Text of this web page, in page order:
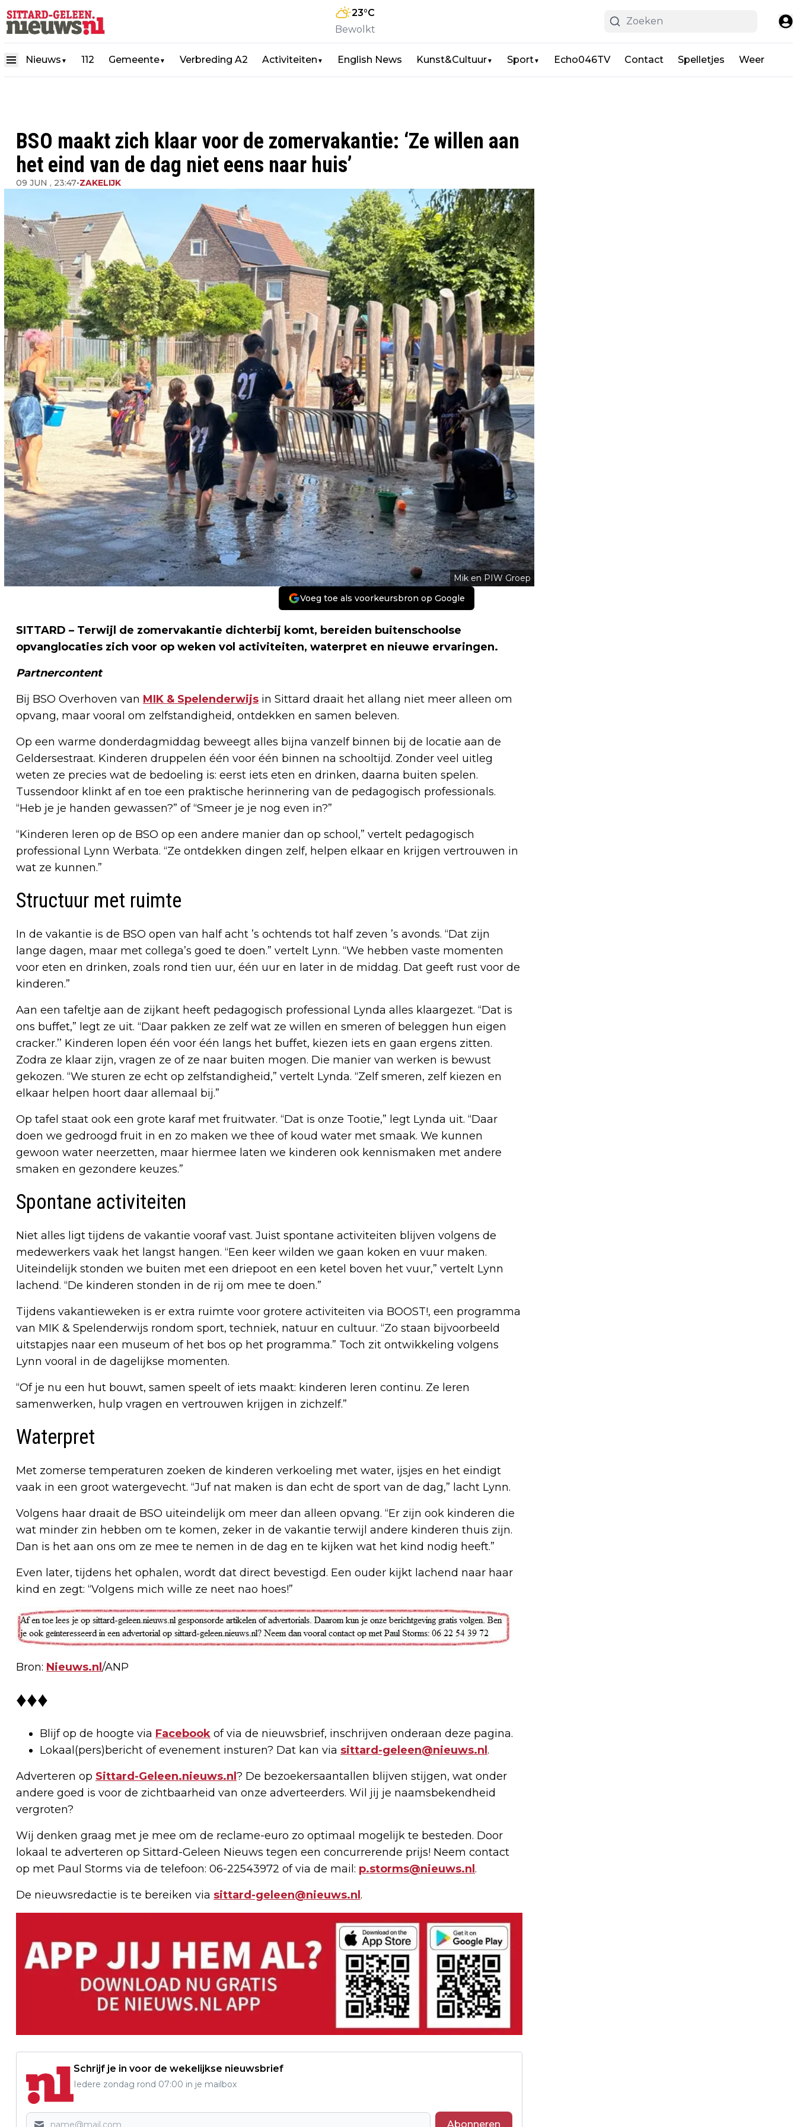
23°C
Bewolkt
Nieuws ▼ 112 Gemeente▼ Verbreding A2 Activiteiten ▼ English News Kunst&Cultuur▼ Sport▼ Echo046TV Contact Spelletjes Weer
BSO maakt zich klaar voor de zomervakantie: ‘Ze willen aan
het eind van de dag niet eens naar huis’
09 JUN , 23:47•ZAKELIJK
Mik en PIW Groep
Voeg toe als voorkeursbron op Google
SITTARD – Terwijl de zomervakantie dichterbij komt, bereiden buitenschoolse
opvanglocaties zich voor op weken vol activiteiten, waterpret en nieuwe ervaringen.
Partnercontent
Bij BSO Overhoven van MIK & Spelenderwijs in Sittard draait het allang niet meer alleen om
opvang, maar vooral om zelfstandigheid, ontdekken en samen beleven.
Op een warme donderdagmiddag beweegt alles bijna vanzelf binnen bij de locatie aan de
Geldersestraat. Kinderen druppelen één voor één binnen na schooltijd. Zonder veel uitleg
weten ze precies wat de bedoeling is: eerst iets eten en drinken, daarna buiten spelen.
Tussendoor klinkt af en toe een praktische herinnering van de pedagogisch professionals.
“Heb je je handen gewassen?” of “Smeer je je nog even in?”
“Kinderen leren op de BSO op een andere manier dan op school,” vertelt pedagogisch
professional Lynn Werbata. “Ze ontdekken dingen zelf, helpen elkaar en krijgen vertrouwen in
wat ze kunnen.”
Structuur met ruimte
In de vakantie is de BSO open van half acht ’s ochtends tot half zeven ’s avonds. “Dat zijn
lange dagen, maar met collega’s goed te doen.” vertelt Lynn. “We hebben vaste momenten
voor eten en drinken, zoals rond tien uur, één uur en later in de middag. Dat geeft rust voor de
kinderen.”
Aan een tafeltje aan de zijkant heeft pedagogisch professional Lynda alles klaargezet. “Dat is
ons buffet,” legt ze uit. “Daar pakken ze zelf wat ze willen en smeren of beleggen hun eigen
cracker.’’ Kinderen lopen één voor één langs het buffet, kiezen iets en gaan ergens zitten.
Zodra ze klaar zijn, vragen ze of ze naar buiten mogen. Die manier van werken is bewust
gekozen. “We sturen ze echt op zelfstandigheid,” vertelt Lynda. “Zelf smeren, zelf kiezen en
elkaar helpen hoort daar allemaal bij.”
Op tafel staat ook een grote karaf met fruitwater. “Dat is onze Tootie,” legt Lynda uit. “Daar
doen we gedroogd fruit in en zo maken we thee of koud water met smaak. We kunnen
gewoon water neerzetten, maar hiermee laten we kinderen ook kennismaken met andere
smaken en gezondere keuzes.”
Spontane activiteiten
Niet alles ligt tijdens de vakantie vooraf vast. Juist spontane activiteiten blijven volgens de
medewerkers vaak het langst hangen. “Een keer wilden we gaan koken en vuur maken.
Uiteindelijk stonden we buiten met een driepoot en een ketel boven het vuur,” vertelt Lynn
lachend. “De kinderen stonden in de rij om mee te doen.”
Tijdens vakantieweken is er extra ruimte voor grotere activiteiten via BOOST!, een programma
van MIK & Spelenderwijs rondom sport, techniek, natuur en cultuur. “Zo staan bijvoorbeeld
uitstapjes naar een museum of het bos op het programma.” Toch zit ontwikkeling volgens
Lynn vooral in de dagelijkse momenten.
“Of je nu een hut bouwt, samen speelt of iets maakt: kinderen leren continu. Ze leren
samenwerken, hulp vragen en vertrouwen krijgen in zichzelf.”
Waterpret
Met zomerse temperaturen zoeken de kinderen verkoeling met water, ijsjes en het eindigt
vaak in een groot watergevecht. “Juf nat maken is dan echt de sport van de dag,” lacht Lynn.
Volgens haar draait de BSO uiteindelijk om meer dan alleen opvang. “Er zijn ook kinderen die
wat minder zin hebben om te komen, zeker in de vakantie terwijl andere kinderen thuis zijn.
Dan is het aan ons om ze mee te nemen in de dag en te kijken wat het kind nodig heeft.”
Even later, tijdens het ophalen, wordt dat direct bevestigd. Een ouder kijkt lachend naar haar
kind en zegt: “Volgens mich wille ze neet nao hoes!”
Bron: Nieuws.nl /ANP
♦♦♦
Blijf op de hoogte via Facebook of via de nieuwsbrief, inschrijven onderaan deze pagina.
Lokaal(pers)bericht of evenement insturen? Dat kan via sittard-geleen@nieuws.nl .
Adverteren op Sittard-Geleen.nieuws.nl ? De bezoekersaantallen blijven stijgen, wat onder
andere goed is voor de zichtbaarheid van onze adverteerders. Wil jij je naamsbekendheid
vergroten?
Wij denken graag met je mee om de reclame-euro zo optimaal mogelijk te besteden. Door
lokaal te adverteren op Sittard-Geleen Nieuws tegen een concurrerende prijs! Neem contact
op met Paul Storms via de telefoon: 06-22543972 of via de mail: p.storms@nieuws.nl .
De nieuwsredactie is te bereiken via sittard-geleen@nieuws.nl .
Schrijf je in voor de wekelijkse nieuwsbrief
Iedere zondag rond 07:00 in je mailbox
Abonneren